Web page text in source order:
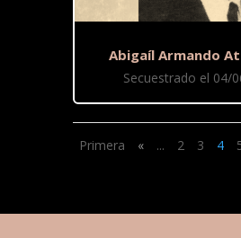
Abigaíl Armando
Secuestrado el 04/
Primera « ... 2 3 4